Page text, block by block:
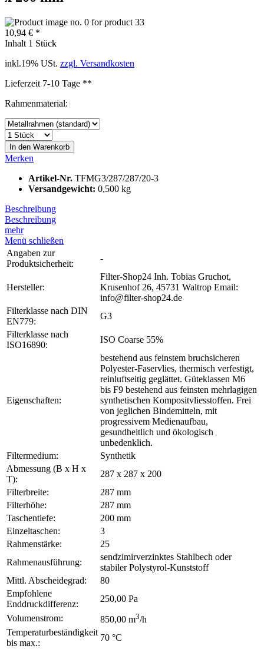
10,94 € *
Inhalt 1 Stück
inkl.19% USt. zzgl. Versandkosten
Lieferzeit 7-10 Tage **
Rahmenmaterial:
In den Warenkorb
Merken
Artikel-Nr. TFMG3/287/287/20-3
Versandgewicht: 0,500 kg
Beschreibung
Beschreibung
mehr
Menü schließen
Angaben zur
Produktsicherheit:
-
Hersteller:
Filter-Shop24 Inh. Tobias Gruchot,
Krusenhof 26, 45731 Waltrop Email:
info@filter-shop24.de
Filterklasse nach DIN
EN779:
G3
Filterklasse nach
ISO16890:
ISO Coarse 55%
Eigenschaften:
bestehend aus feinstem bruchsicheren
Polyester-Faservlies, thermisch verfestigt,
reinluftseitig geglättet. Güteklassen M6
bis F9 bestehend aus feinsten mehrlagigen
synthetischen Kompositvliesstoffen. Frei
von jeglichen Bindemitteln, mit
progressivem Medienaufbau,
gesundheitlich und ökologisch
unbedenklich.
Filtermedium:
Synthetik
Abmessung (B x H x
T):
287 x 287 x 200
Filterbreite:
287 mm
Filterhöhe:
287 mm
Taschentiefe:
200 mm
Einzeltaschen:
3
Rahmenstärke:
25
Rahmenausführung:
sendzimirverzinktes Stahlbech oder
stabiler Polystyrol-Kunststoff
Mittl. Abscheidegrad:
80
Empfohlene
Enddruckdifferenz:
250,00 Pa
Volumenstrom:
850,00 m3/h
Temperaturbeständigkeit
bis max.:
70 °C